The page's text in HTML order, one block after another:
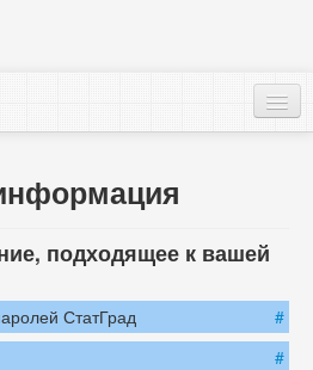
подходящее к вашей
СтатГрад
#
#